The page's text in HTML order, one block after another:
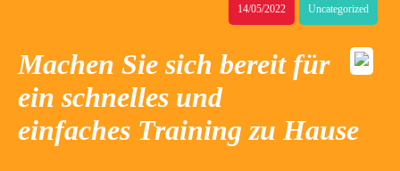
14/05/2022 Uncategorized
Machen Sie sich bereit für
ein schnelles und
einfaches Training zu Hause